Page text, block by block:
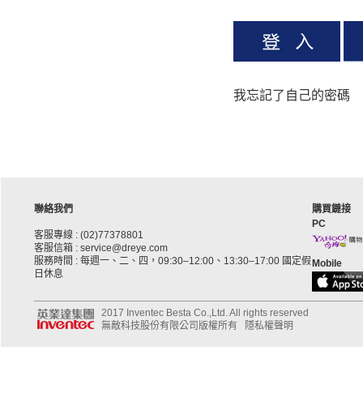
我忘記了自己的密碼
聯絡我們
客服專線 : (02)77378801
客服信箱 : service@dreye.com
服務時間 : 每週一、二、四，09:30–12:00、13:30–17:00 國定假
日休息
購買鏈接
PC
Mobile
2017 Inventec Besta Co.,Ltd. All rights reserved
無敵科技股份有限公司版權所有
隱私權聲明